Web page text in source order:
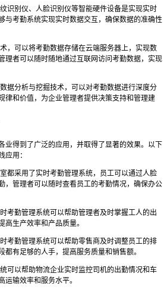
识别仪、人脸识别仪等智能硬件设备是实现实时
与考勤系统实现实时数据交互，确保数据的准确性
，可以将考勤数据存储在云端服务器上，实现数
理者可以随时随地通过互联网访问考勤数据，实现
据分析与挖掘技术，可以对考勤数据进行深度分
律和价值，为企业管理者提供决策支持和管理建
业得到了广泛的应用，并取得了显著的效果。以下
应用：
都采用了实时考勤管理系统，员工可以通过人脸
，管理者可以随时查看员工的考勤情况，确保办公
考勤管理系统可以帮助管理者及时掌握工人的出
高生产效率和产品质量。
考勤管理系统可以帮助零售商及时调整员工的排
都有足够的人手，提高服务质量和销售额。
可以帮助物流企业实时监控司机的出勤情况和车
运输效率和服务水平。